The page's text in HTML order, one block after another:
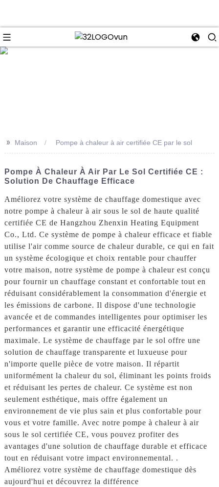
>> Maison Pompe à chaleur à air certifiée CE par le sol
Pompe À Chaleur À Air Par Le Sol Certifiée CE :
Solution De Chauffage Efficace
Améliorez votre système de chauffage domestique avec
notre pompe à chaleur à air sous le sol de haute qualité
certifiée CE de Hangzhou Zhenxin Heating Equipment
Co., Ltd. Ce système de pompe à chaleur efficace et fiable
utilise l'air comme source de chaleur durable, ce qui en fait
un système écologique et choix rentable pour chauffer
votre maison, notre système de pompe à chaleur est conçu
pour fournir un chauffage constant et confortable tout en
réduisant considérablement la consommation d'énergie et
les émissions de carbone. Il dispose d'une technologie
avancée et de commandes intelligentes pour optimiser les
performances et garantir une efficacité énergétique
maximale. Le système de chauffage par le sol offre une
solution de chauffage transparente et luxueuse pour
n'importe quelle pièce de votre maison. Il répartit
uniformément la chaleur du sol, éliminant les points froids
et réduisant les pertes de chaleur. Ce système est non
seulement esthétique, mais offre également un
environnement de vie plus sain et plus confortable pour
vous et votre famille. Avec notre pompe à chaleur à air
sous le sol certifiée CE, vous pouvez profiter des
avantages d'une solution de chauffage durable et efficace
tout en réduisant votre impact environnemental. .
Améliorez votre système de chauffage domestique dès
aujourd'hui et découvrez la différence